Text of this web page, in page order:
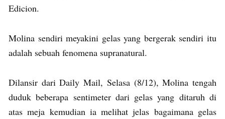
Edicion.
Molina sendiri meyakini gelas yang bergerak sendiri itu
adalah sebuah fenomena supranatural.
Dilansir dari Daily Mail, Selasa (8/12), Molina tengah
duduk beberapa sentimeter dari gelas yang ditaruh di
atas meja kemudian ia melihat jelas bagaimana gelas